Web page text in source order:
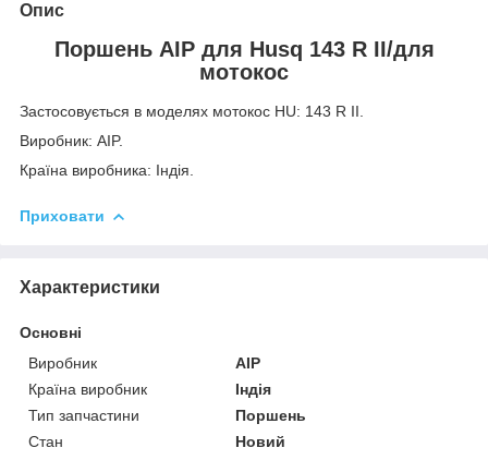
Опис
Поршень AIP для Husq 143 R II/для
мотокос
Застосовується в моделях мотокос HU: 143 R II.
Виробник: AIP.
Країна виробника: Індія.
Приховати
Характеристики
Основні
Виробник
AIP
Країна виробник
Індія
Тип запчастини
Поршень
Стан
Новий